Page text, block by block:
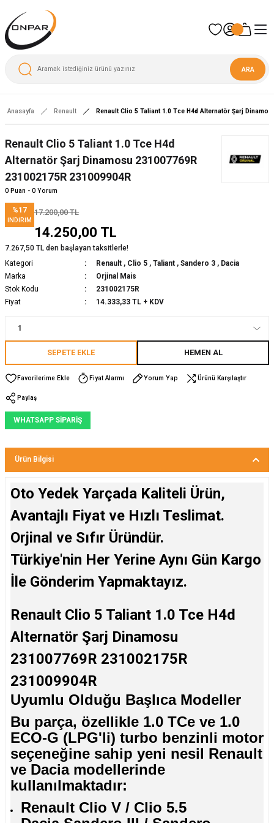
ARA
Anasayfa Renault Renault Clio 5 Taliant 1.0 Tce H4d Alternatör Şarj
Renault Clio 5 Taliant 1.0 Tce H4d
Alternatör Şarj Dinamosu 231007769R
231002175R 231009904R
0 Puan - 0 Yorum
%17
İNDIRIM
17.200,00 TL
14.250,00 TL
7.267,50 TL den başlayan taksitlerle!
Kategori
Renault , Clio 5 , Taliant , Sandero 3 , Dacia
Marka
Orjinal Mais
Stok Kodu
231002175R
Fiyat
14.333,33 TL + KDV
SEPETE EKLE HEMEN AL
Fiyat Alarmı Yorum Yap Ürünü Karşılaştır
Paylaş
WHATSAPP SİPARİŞ
Ürün Bilgisi
Oto Yedek Yarçada Kaliteli Ürün,
Avantajlı Fiyat ve Hızlı Teslimat.
Orjinal ve Sıfır Üründür.
Türkiye'nin Her Yerine Aynı Gün Kargo
İle Gönderim Yapmaktayız.
Renault Clio 5 Taliant 1.0 Tce H4d
Alternatör Şarj Dinamosu
231007769R 231002175R
231009904R
Uyumlu Olduğu Başlıca Modeller
Bu parça, özellikle 1.0 TCe ve 1.0
ECO-G (LPG'li) turbo benzinli motor
seçeneğine sahip yeni nesil Renault
ve Dacia modellerinde
kullanılmaktadır:
Renault Clio V / Clio 5.5